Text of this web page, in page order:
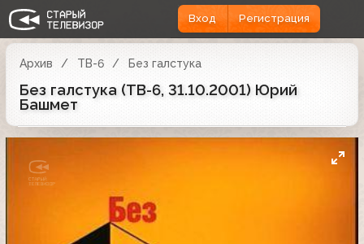
Вход Регистрация
Архив ТВ-6 Без галстука
Без галстука (ТВ-6, 31.10.2001) Юрий
Башмет